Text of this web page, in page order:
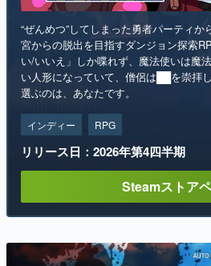
“ぜんめつ”してしまった勇者パーティ
宮からの脱出を目指すダンジョン探索
い/いいえ」しか喋れず、魔法使いは魔
い人形になっていて、僧侶は██を崇拝
選ぶのは、あなたです。
インディー RPG
リリース日：2026年第4四半期
Steamストア